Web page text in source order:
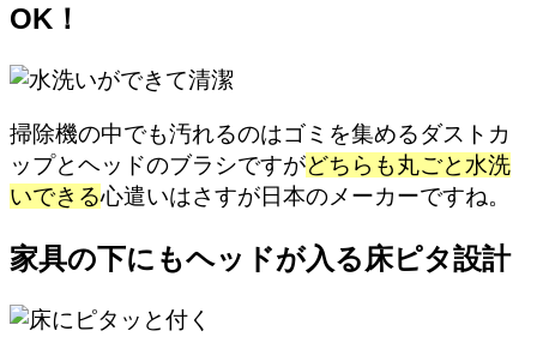
OK！
掃除機の中でも汚れるのはゴミを集めるダストカ
ップとヘッドのブラシですがどちらも丸ごと水洗
いできる心遣いはさすが日本のメーカーですね。
家具の下にもヘッドが入る床ピタ設計